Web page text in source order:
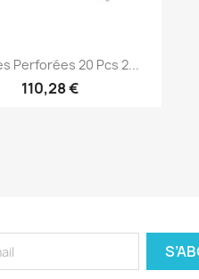
Aperçu rapide
Perforées 20 Pcs 2...
110,28 €